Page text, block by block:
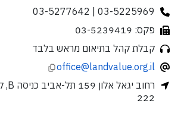
03-5225969 | 03-5277642
פקס: 03-5239419
קבלת קהל בתיאום מראש בלבד
office@landvalue.org.il
222